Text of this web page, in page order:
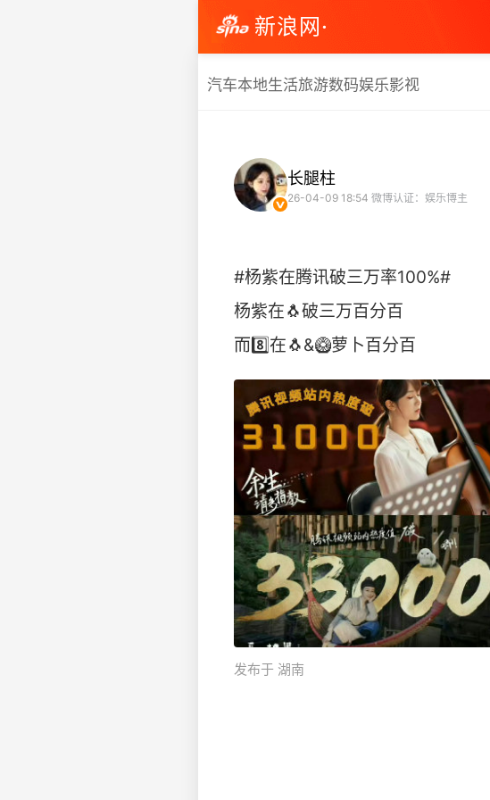
新浪网·
汽车本地生活旅游数码娱乐影视
长腿柱
26-04-09 18:54 微博认证：娱乐博主
#杨紫在腾讯破三万率100%#
杨紫在🐧破三万百分百
而8️⃣在🐧&🥝萝卜百分百 ​
发布于 湖南